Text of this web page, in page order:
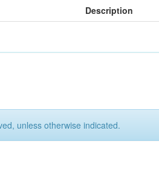
Description
unless otherwise indicated.